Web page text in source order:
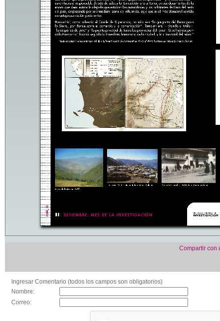
Compartir con
Ingresar Comentario (todos los campos son obligatorios)
Nombre:
Correo: